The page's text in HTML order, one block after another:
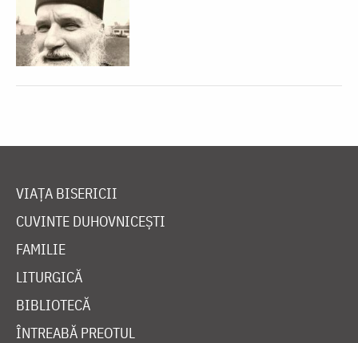
VIAȚA BISERICII
CUVINTE DUHOVNICEȘTI
FAMILIE
LITURGICĂ
BIBLIOTECĂ
ÎNTREABĂ PREOTUL